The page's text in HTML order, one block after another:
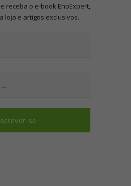
receba o e-book EnoExpert,
loja e artigos exclusivos.